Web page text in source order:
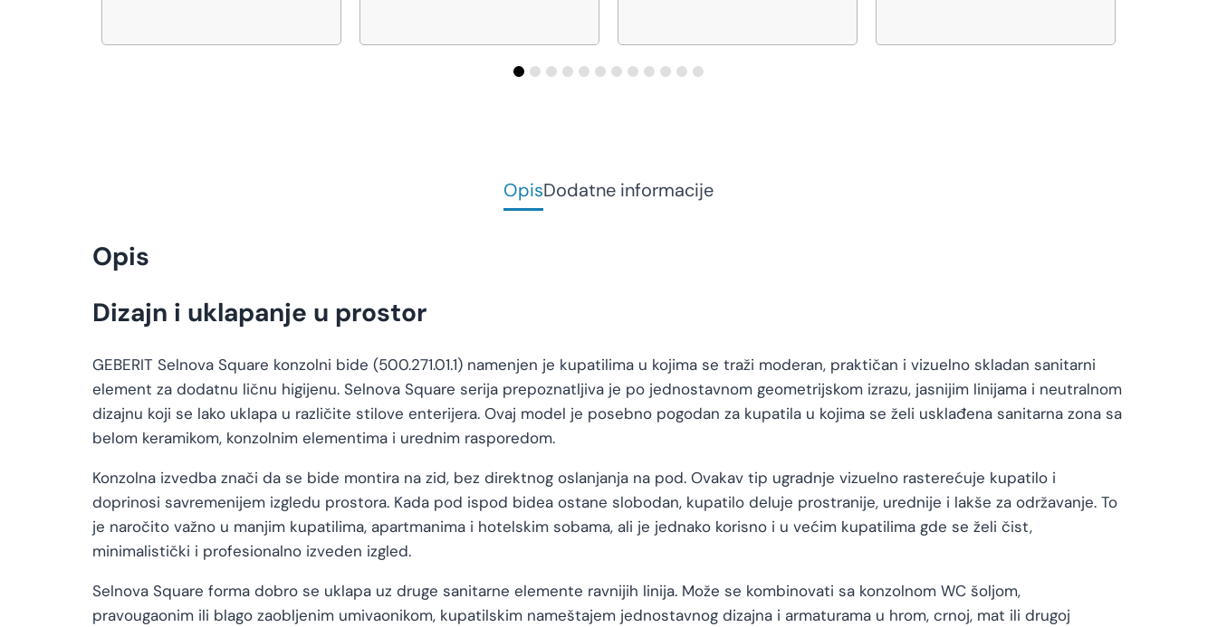
OpisDodatne informacije
Opis
Dizajn i uklapanje u prostor
GEBERIT Selnova Square konzolni bide (500.271.01.1) namenjen je kupatilima u kojima se traži moderan, praktičan i vizuelno skladan sanitarni
element za dodatnu ličnu higijenu. Selnova Square serija prepoznatljiva je po jednostavnom geometrijskom izrazu, jasnijim linijama i neutralnom
dizajnu koji se lako uklapa u različite stilove enterijera. Ovaj model je posebno pogodan za kupatila u kojima se želi usklađena sanitarna zona sa
belom keramikom, konzolnim elementima i urednim rasporedom.
Konzolna izvedba znači da se bide montira na zid, bez direktnog oslanjanja na pod. Ovakav tip ugradnje vizuelno rasterećuje kupatilo i
doprinosi savremenijem izgledu prostora. Kada pod ispod bidea ostane slobodan, kupatilo deluje prostranije, urednije i lakše za održavanje. To
je naročito važno u manjim kupatilima, apartmanima i hotelskim sobama, ali je jednako korisno i u većim kupatilima gde se želi čist,
minimalistički i profesionalno izveden izgled.
Selnova Square forma dobro se uklapa uz druge sanitarne elemente ravnijih linija. Može se kombinovati sa konzolnom WC šoljom,
pravougaonim ili blago zaobljenim umivaonikom, kupatilskim nameštajem jednostavnog dizajna i armaturama u hrom, crnoj, mat ili drugoj